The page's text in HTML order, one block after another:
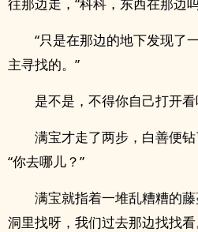
“只是在那边的地下发现了
主寻找的。”
是不是，不得你自己打开看
满宝才走了两步，白善便
“你去哪儿？”
满宝就指着一堆乱糟糟的
洞里找呀，我们过去那边找找看